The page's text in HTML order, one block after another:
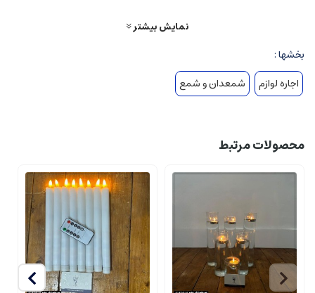
نمایش بیشتر
بخشها :
اجاره لوازم
شمعدان و شمع
محصولات مرتبط